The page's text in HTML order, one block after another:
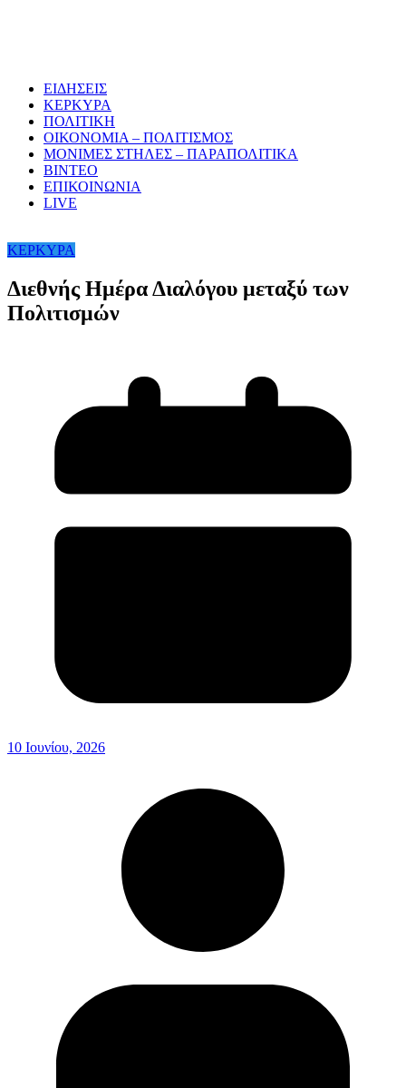
ΕΙΔΗΣΕΙΣ
ΚΕΡΚΥΡΑ
ΠΟΛΙΤΙΚΗ
ΟΙΚΟΝΟΜΙΑ – ΠΟΛΙΤΙΣΜΟΣ
ΜΟΝΙΜΕΣ ΣΤΗΛΕΣ – ΠΑΡΑΠΟΛΙΤΙΚΑ
ΒΙΝΤΕΟ
ΕΠΙΚΟΙΝΩΝΙΑ
LIVE
ΚΕΡΚΥΡΑ
Διεθνής Ημέρα Διαλόγου μεταξύ των
Πολιτισμών
10 Ιουνίου, 2026